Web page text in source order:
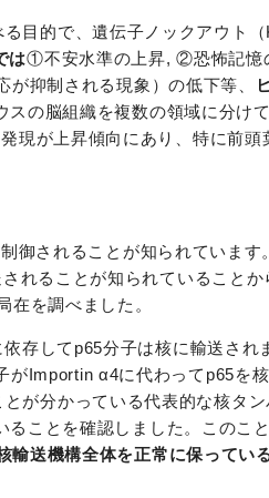
目的で、遺伝子ノックアウト
は①不安水準の上昇, ②恐怖記憶
抑制される現象）の低下等、
スの脳組織を複数の領域に分け
現が上昇傾向にあり、特に前頭
御されることが知られています
れることが知られていること
を調べました。
存してp65分子は核に輸送され
Importin α4に代わってp65を
が分かっている代表的な核タ
ことを確認しました。このこ
送機構全体を正常に保ってい